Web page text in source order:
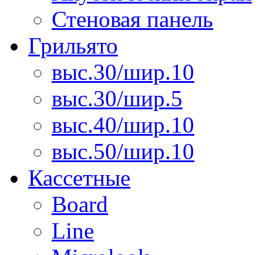
Стеновая панель
Грильято
выс.30/шир.10
выс.30/шир.5
выс.40/шир.10
выс.50/шир.10
Кассетные
Board
Line